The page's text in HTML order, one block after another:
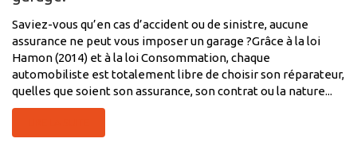
Saviez-vous qu’en cas d’accident ou de sinistre, aucune
assurance ne peut vous imposer un garage ?Grâce à la loi
Hamon (2014) et à la loi Consommation, chaque
automobiliste est totalement libre de choisir son réparateur,
quelles que soient son assurance, son contrat ou la nature...